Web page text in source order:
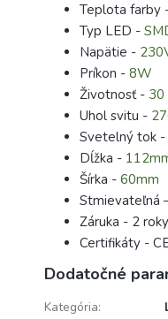
Teplota farby
Typ LED -
Napätie -
Príkon - 8W
Životnosť - 30
Uhol svitu -
Svetelný tok -
Dĺžka -
Šírka - 60mm
Stmievateľná
Záruka - 2 roky
Certifikáty -
Dodatočné
Kategória: